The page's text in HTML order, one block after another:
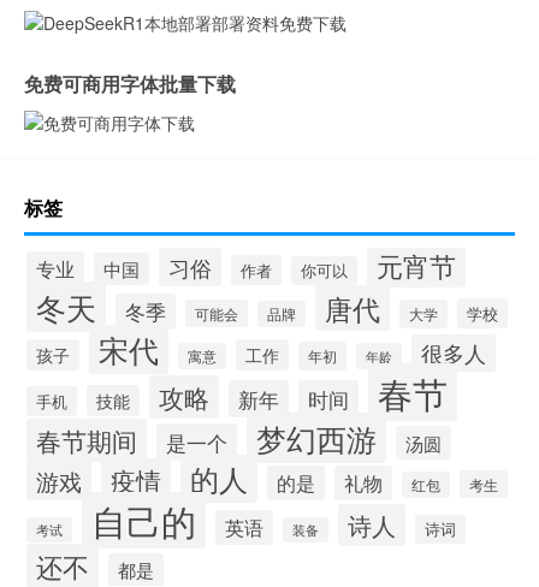
免费可商用字体批量下载
标签
专业 中国 习俗 作者 你可以 元宵节
冬天 冬季 可能会 品牌 唐代 大学 学校
孩子 宋代 寓意 工作 年初 年龄 很多人
手机 技能 攻略 新年 时间 春节
春节期间 是一个 梦幻西游 汤圆
游戏 疫情 的人 的是 礼物 红包 考生
考试 自己的 英语 装备 诗人 诗词
还不 都是